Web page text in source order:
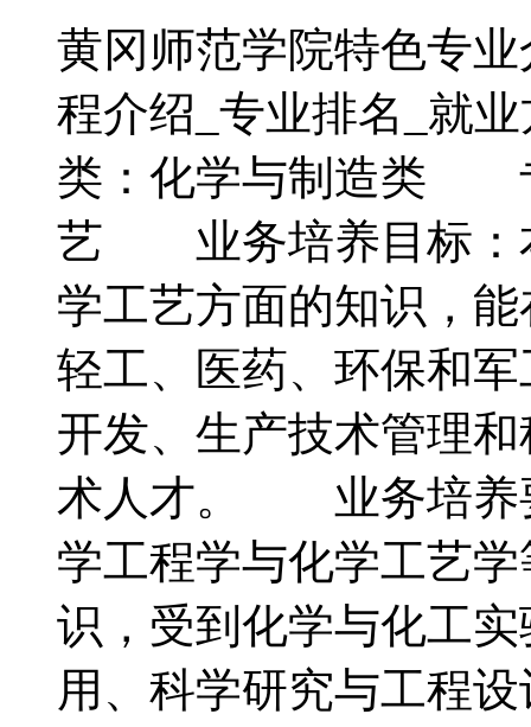
黄冈师范学院特色专
程介绍_专业排名_
类：化学与制造类
艺 业务培养目标：
学工艺方面的知识，
轻工、医药、环保和
开发、生产技术管理
术人才。 业务培养
学工程学与化学工艺
识，受到化学与化工
用、科学研究与工程